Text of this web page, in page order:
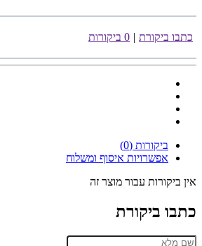
כתבו ביקורת | 0 ביקורות
ביקורות (0)
אפשרויות איסוף ומשלוח
אין ביקורות עבור מוצר זה
כתבו ביקורת